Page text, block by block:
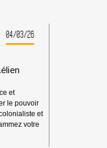
04/03/26
et
le pouvoir
et
votre